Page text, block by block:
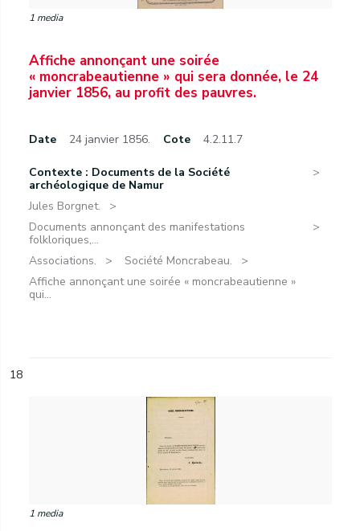
1 media
Affiche annonçant une soirée
« moncrabeautienne » qui sera donnée, le 24
janvier 1856, au profit des pauvres.
Date 24 janvier 1856. Cote 4.2.11.7
Contexte : Documents de la Société
archéologique de Namur
Jules Borgnet.
Documents annonçant des manifestations
folkloriques,...
Associations.
Société Moncrabeau.
Affiche annonçant une soirée « moncrabeautienne »
qui...
18
1 media